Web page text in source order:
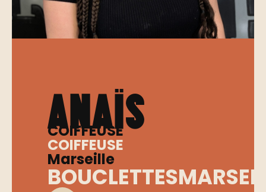
AnaÏs
COIFFEUSE
COIFFEUSE
Marseille